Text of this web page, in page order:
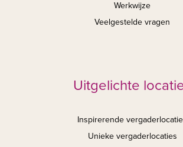
Werkwijze
Veelgestelde vragen
Uitgelichte
Inspirerende
Unieke vergaderlocaties